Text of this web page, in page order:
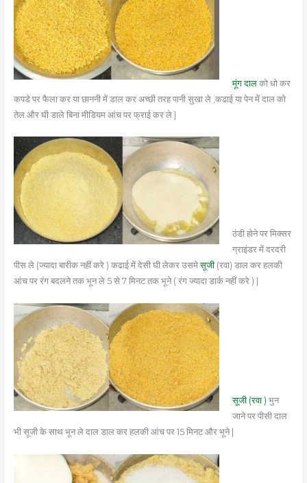
मूंग दालको धो कर
कपडे पर फैला कर या छाननी में डाल कर अच्छी तरह पानी सुखा ले ,कढाई या पेन में दाल को
तेल और घी डाले बिना मीडियम आंच पर फ्राई कर ले |
ठंडी होने पर मिक्सर
ग्राइंडर में दरदरी
पीस ले (ज्यादा बारीक नहीं करे ) कढाई में देसी घी लेकर उसमेसूजी(रवा) डाल कर हलकी
आंच पर रंग बदलने तक भून ले 5 से 7 मिनट तक भूने ( रंग ज्यादा डार्क नहीं करे ) |
सूजी (रवा ) भुन
जाने पर पीसी दाल
भी सूजी के साथ भून ले दाल डाल कर हलकी आंच पर 15 मिनट और भूने |